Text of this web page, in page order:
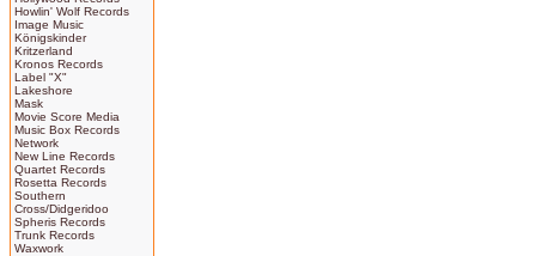
Howlin' Wolf Records
Image Music
Königskinder
Kritzerland
Kronos Records
Label "X"
Lakeshore
Mask
Movie Score Media
Music Box Records
Network
New Line Records
Quartet Records
Rosetta Records
Southern
Cross/Didgeridoo
Spheris Records
Trunk Records
Waxwork